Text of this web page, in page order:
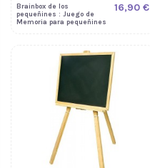
Brainbox de los
pequeñines : Juego de
Memoria para pequeñines
16,90 €